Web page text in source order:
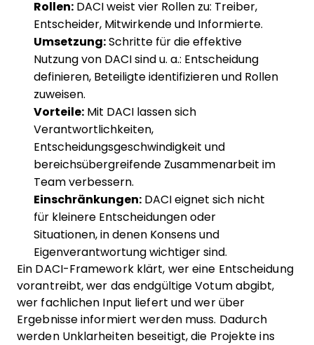
Rollen: DACI weist vier Rollen zu: Treiber,
Entscheider, Mitwirkende und Informierte.
Umsetzung: Schritte für die effektive
Nutzung von DACI sind u. a.: Entscheidung
definieren, Beteiligte identifizieren und Rollen
zuweisen.
Vorteile: Mit DACI lassen sich
Verantwortlichkeiten,
Entscheidungsgeschwindigkeit und
bereichsübergreifende Zusammenarbeit im
Team verbessern.
Einschränkungen: DACI eignet sich nicht
für kleinere Entscheidungen oder
Situationen, in denen Konsens und
Eigenverantwortung wichtiger sind.
Ein DACI-Framework klärt, wer eine Entscheidung
vorantreibt, wer das endgültige Votum abgibt,
wer fachlichen Input liefert und wer über
Ergebnisse informiert werden muss. Dadurch
werden Unklarheiten beseitigt, die Projekte ins